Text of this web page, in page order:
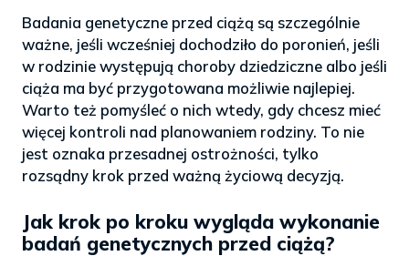
Badania genetyczne przed ciążą są szczególnie
ważne, jeśli wcześniej dochodziło do poronień, jeśli
w rodzinie występują choroby dziedziczne albo jeśli
ciąża ma być przygotowana możliwie najlepiej.
Warto też pomyśleć o nich wtedy, gdy chcesz mieć
więcej kontroli nad planowaniem rodziny. To nie
jest oznaka przesadnej ostrożności, tylko
rozsądny krok przed ważną życiową decyzją.
Jak krok po kroku wygląda wykonanie
badań genetycznych przed ciążą?